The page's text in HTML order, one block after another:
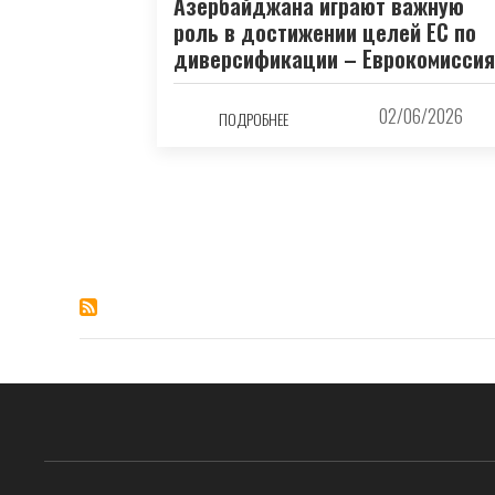
роль в достижении целей ЕС по
диверсификации – Еврокомиссия
ПОДРОБНЕЕ 02/06/2026
страниц